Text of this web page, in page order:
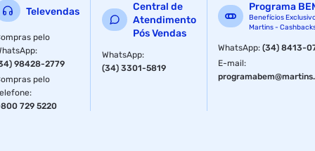
Televendas
pelo
:
98428-2779
pelo
:
729 5220
Central de
Atendimento
Pós Vendas
WhatsApp:
(34) 3301-5819
Programa
Benefícios
Martins -
WhatsApp:(34) 8413-
E-mail: